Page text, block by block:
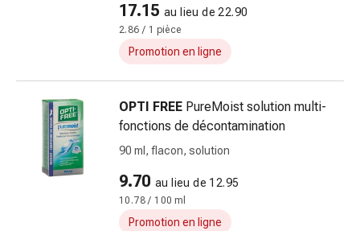
Sparadraps
Bandes
compression
Pansements
adhésifs
Bandages,
17.15 au lieu de 22.90
2.86 / 1 pièce
Promotion en ligne
OPTI FREE PureMoist solution multi-
fonctions de décontamination
90 ml, flacon, solution
9.70 au lieu de 12.95
10.78 / 100 ml
Promotion en ligne